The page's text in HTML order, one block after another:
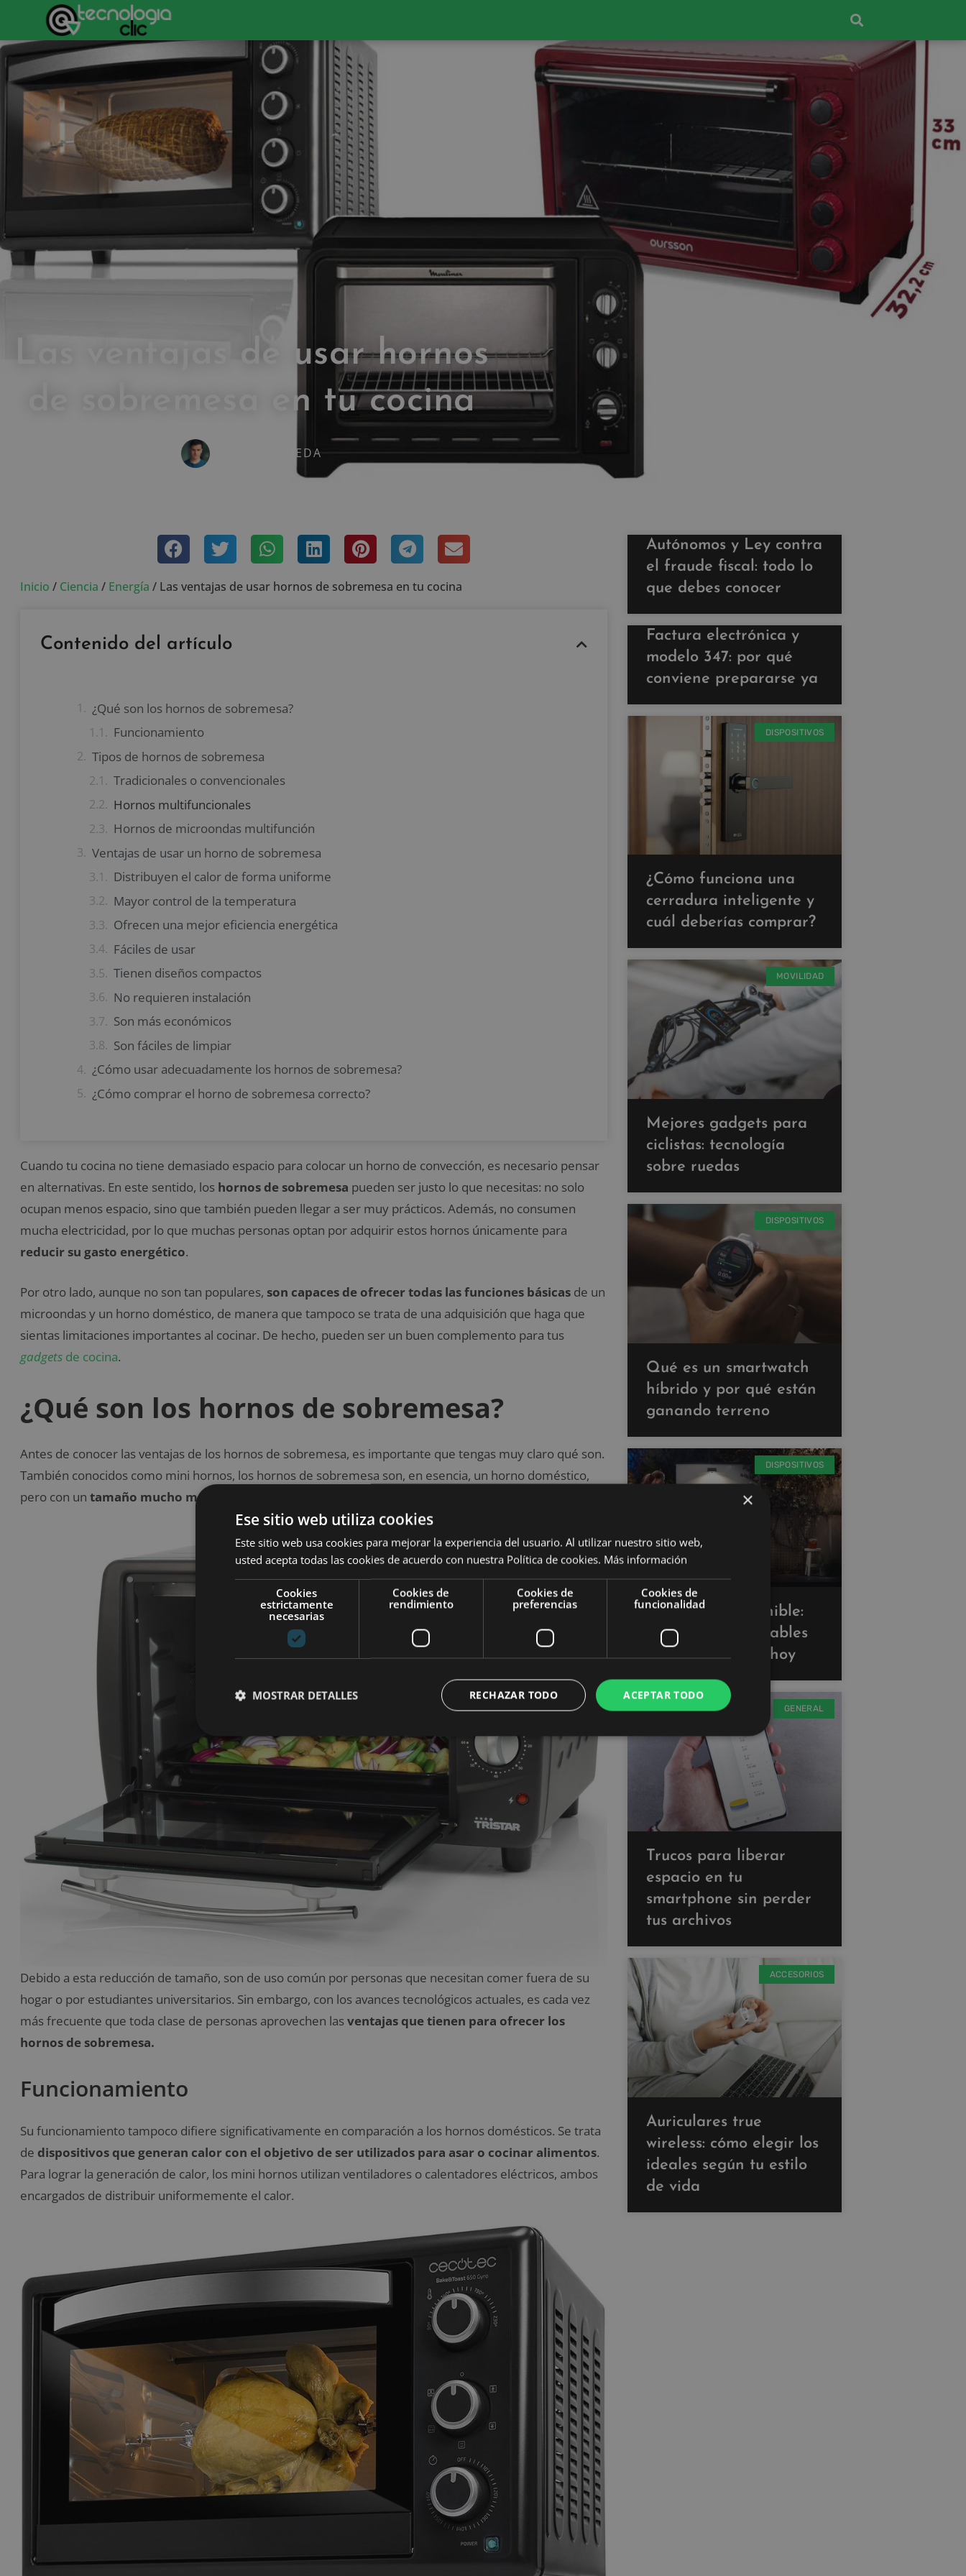
Las ventajas de usar hornos
de sobremesa en tu cocina
IVÁN FRESNEDA
Inicio / Ciencia / Energía / Las ventajas de usar hornos de sobremesa en tu cocina
Contenido del artículo
¿Qué son los hornos de sobremesa?
Funcionamiento
Tipos de hornos de sobremesa
Tradicionales o convencionales
Hornos multifuncionales
Hornos de microondas multifunción
Ventajas de usar un horno de sobremesa
Distribuyen el calor de forma uniforme
Mayor control de la temperatura
Ofrecen una mejor eficiencia energética
Fáciles de usar
Tienen diseños compactos
No requieren instalación
Son más económicos
Son fáciles de limpiar
¿Cómo usar adecuadamente los hornos de sobremesa?
¿Cómo comprar el horno de sobremesa correcto?
Cuando tu cocina no tiene demasiado espacio para colocar un horno de convección, es necesario pensar
en alternativas. En este sentido, los hornos de sobremesa pueden ser justo lo que necesitas: no solo
ocupan menos espacio, sino que también pueden llegar a ser muy prácticos. Además, no consumen
mucha electricidad, por lo que muchas personas optan por adquirir estos hornos únicamente para
reducir su gasto energético.
Por otro lado, aunque no son tan populares, son capaces de ofrecer todas las funciones básicas de un
microondas y un horno doméstico, de manera que tampoco se trata de una adquisición que haga que
sientas limitaciones importantes al cocinar. De hecho, pueden ser un buen complemento para tus
gadgets de cocina.
¿Qué son los hornos de sobremesa?
Antes de conocer las ventajas de los hornos de sobremesa, es importante que tengas muy claro qué son.
También conocidos como mini hornos, los hornos de sobremesa son, en esencia, un horno doméstico,
pero con un tamaño mucho más compacto
Debido a esta reducción de tamaño, son de uso común por personas que necesitan comer fuera de su
hogar o por estudiantes universitarios. Sin embargo, con los avances tecnológicos actuales, es cada vez
más frecuente que toda clase de personas aprovechen lasventajas que tienen para ofrecer los
hornos de sobremesa.
Funcionamiento
Su funcionamiento tampoco difiere significativamente en comparación a los hornos domésticos. Se trata
de dispositivos que generan calor con el objetivo de ser utilizados para asar o cocinar alimentos.
Para lograr la generación de calor, los mini hornos utilizan ventiladores o calentadores eléctricos, ambos
encargados de distribuir uniformemente el calor.
Autónomos y Ley contra
el fraude fiscal: todo lo
que debes conocer
Factura electrónica y
modelo 347: por qué
conviene prepararse ya
DISPOSITIVOS
¿Cómo funciona una
cerradura inteligente y
cuál deberías comprar?
MOVILIDAD
Mejores gadgets para
ciclistas: tecnología
sobre ruedas
DISPOSITIVOS
Qué es un smartwatch
híbrido y por qué están
ganando terreno
DISPOSITIVOS
Tecnología sostenible:
gadgets ecoamigables
que puedes usar hoy
GENERAL
Trucos para liberar
espacio en tu
smartphone sin perder
tus archivos
ACCESORIOS
Auriculares true
wireless: cómo elegir los
ideales según tu estilo
de vida
×
Ese sitio web utiliza cookies
Este sitio web usa cookies para mejorar la experiencia del usuario. Al utilizar nuestro sitio web,
usted acepta todas las cookies de acuerdo con nuestra Política de cookies. Más información
Cookies
estrictamente
necesarias
Cookies de
rendimiento
Cookies de
preferencias
Cookies de
funcionalidad
ACEPTAR TODO
RECHAZAR TODO
MOSTRAR DETALLES